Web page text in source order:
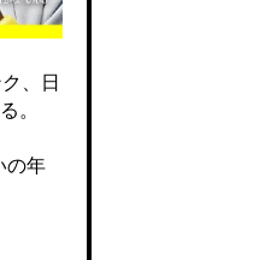
、日
。
の年